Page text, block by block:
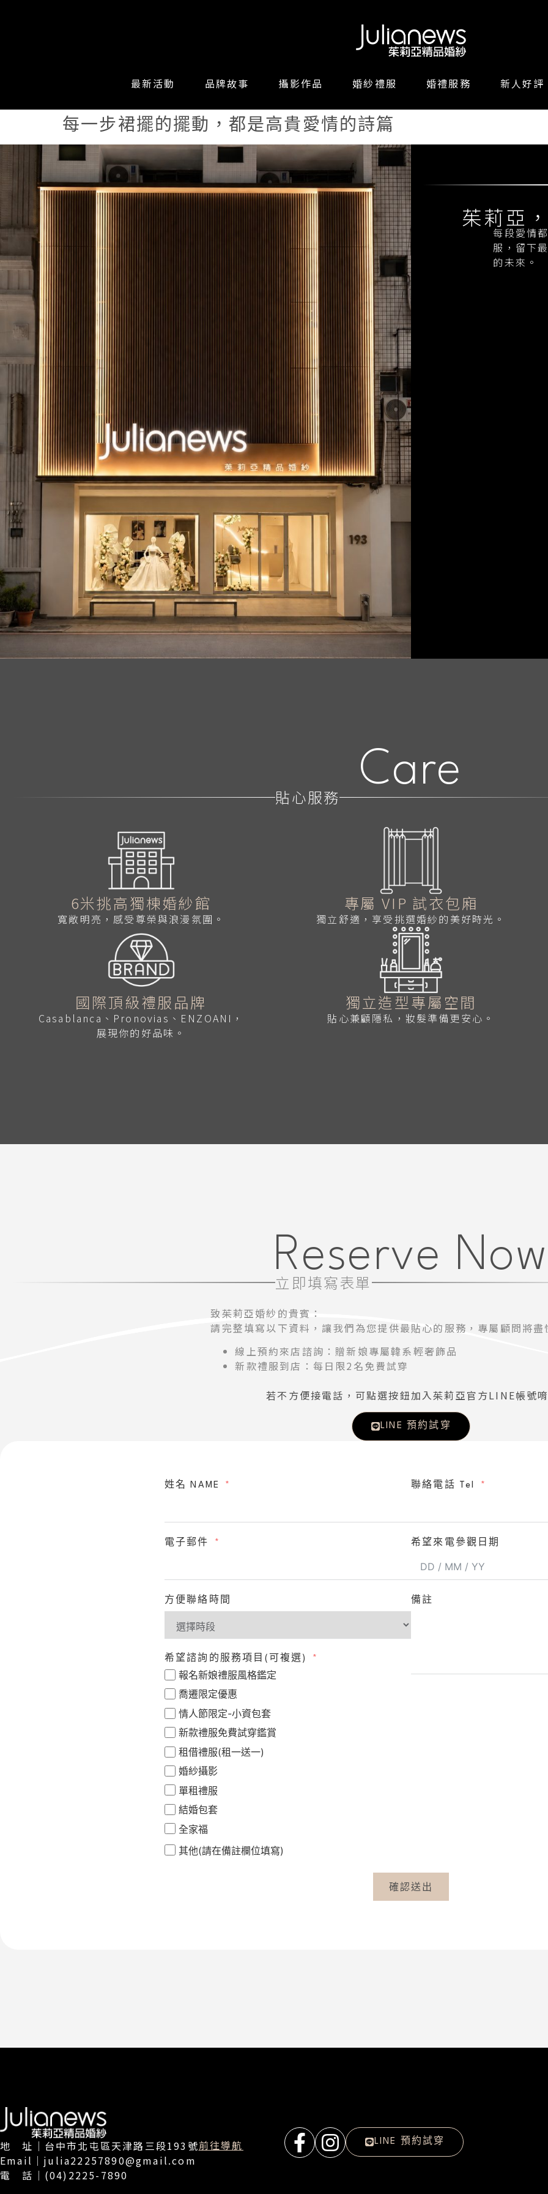
最新活動 品牌故事 攝影作品 婚紗禮服 婚禮服務 新人好評
每一步裙擺的擺動，都是高貴愛情的詩篇
茱莉亞
每段愛情
服，留下
的未來。
Care
貼心服務
6米挑高獨棟婚紗館
寬敞明亮，感受尊榮與浪漫氛圍。
專屬 VIP 試衣包廂
獨立舒適，享受挑選婚紗的美好時光。
國際頂級禮服品牌
Casablanca、Pronovias、ENZOANI，
展現你的好品味。
獨立造型專屬空間
貼心兼顧隱私，妝髮準備更安心。
Reserve
立即填寫表單
致茱莉亞婚紗的貴賓：
請完整填寫以下資料，讓我們為您提供最貼心的服務，專屬顧問將
線上預約來店諮詢：贈新娘專屬韓系輕奢飾品
新款禮服到店：每日限2名免費試穿
若不方便接電話，可點選按鈕加入茱莉亞官方LINE帳號
LINE 預約試穿
姓名 NAME
電子郵件
方便聯絡時間
希望諮詢的服務項目(可複選)
報名新娘禮服風格鑑定
喬遷限定優惠
情人節限定-小資包套
新款禮服免費試穿鑑賞
租借禮服(租一送一)
婚紗攝影
單租禮服
結婚包套
全家福
其他(請在備註欄位填寫)
聯絡電話 Tel
希望來電參觀日期
備註
確認送出
地 址｜台中市北屯區天津路三段193號前往導航
Email｜julia22257890@gmail.com
電 話｜(04)2225-7890
LINE 預約試穿